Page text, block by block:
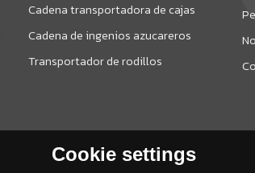
Cadena transportadora de cajas
Cadena de ingenios azucareros
Transportador de rodillos
Cookie settings